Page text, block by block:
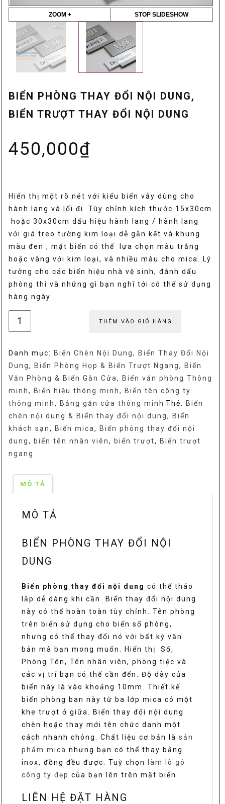
ZOOM + STOP SLIDESHOW
BIỂN PHÒNG THAY ĐỔI NỘI DUNG,
BIỂN TRƯỢT THAY ĐỔI NỘI DUNG
450,000₫
Hiển thị một rõ nét với kiểu biển vẫy dùng cho
hành lang và lối đi. Tùy chỉnh kích thước 15x30cm
hoặc 30x30cm dấu hiệu hành lang / hành lang
với giá treo tường kim loại dễ gắn kết và khung
màu đen , mặt biển có thể lựa chọn màu trắng
hoặc vàng với kim loại, và nhiều màu cho mica. Lý
tưởng cho các biển hiệu nhà vệ sinh, đánh dấu
phòng thi và những gì bạn nghĩ tới có thể sử dụng
hàng ngày.
Biển
đổi
nội
dung,
biển
trượt
thay
đổi
nội
dung
THÊM VÀO GIỎ HÀNG
Danh mục: Biển Chèn Nội Dung, Biển Thay Đổi Nội
Dung, Biển Phòng Họp & Biển Trượt Ngang, Biển
Văn Phòng & Biển Gắn Cửa, Biển văn phòng Thông
minh, Biển hiệu thông minh, Biển tên công ty
thông minh, Bảng gắn cửa thông minh Thẻ: Biển
chèn nội dung & Biển thay đổi nội dung, Biển
khách sạn, Biển mica, Biển phòng thay đổi nội
dung, biển tên nhân viên, biển trượt, Biển trượt
ngang
MÔ TẢ
MÔ TẢ
BIỂN PHÒNG THAY ĐỔI NỘI
DUNG
Biển phòng thay đổi nội dung có thể tháo
lắp dễ dàng khi cần. Biển thay đổi nội dung
này có thể hoàn toàn tùy chỉnh. Tên phòng
trên biển sử dụng cho biển số phòng,
nhưng có thể thay đổi nó với bất kỳ văn
bản mà bạn mong muốn. Hiển thị Số,
Phòng Tên, Tên nhân viên, phòng tiệc và
các vị trí bạn có thể cần đến. Độ dày của
biển này là vào khoảng 10mm. Thiết kế
biển phòng ban này từ ba lớp mica có một
khe trượt ở giữa. Biển thay đổi nội dung
chèn hoặc thay mới tên chức danh một
cách nhanh chóng. Chất liệu cơ bản làsản
phẩm mica nhưng bạn có thể thay bằng
inox, đồng đều được. Tuỳ chọn
làm lô gô
công ty đẹp của bạn lên trên mặt biển.
LIÊN HỆ ĐẶT HÀNG